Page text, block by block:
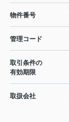
物件番号
管理コード
取引条件の
有効期限
取扱会社